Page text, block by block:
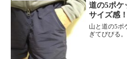
道の5ポケ
サイズ感
山と道の5ポ
ぎてびびる。